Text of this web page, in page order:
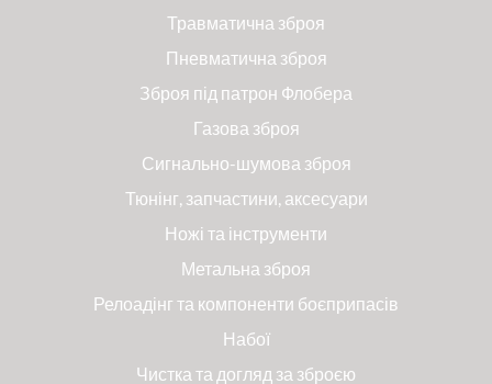
Травматична зброя
Пневматична зброя
Зброя під патрон Флобера
Газова зброя
Сигнально-шумова зброя
Тюнінг, запчастини, аксесуари
Ножі та інструменти
Метальна зброя
Релоадінг та компоненти боєприпасів
Набої
Чистка та догляд за зброєю